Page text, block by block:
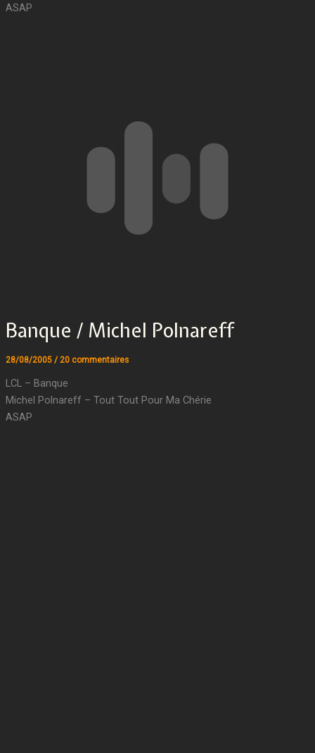
ASAP
Banque / Michel Polnareff
28/08/2005 / 20 commentaires
LCL – Banque
Michel Polnareff – Tout Tout Pour Ma Chérie
ASAP